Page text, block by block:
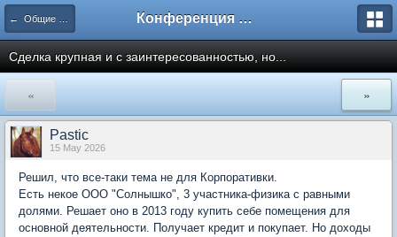
← Общие вопросы (для профессиональных юристов, форум для неюристов и начинающих ниже) Конференция ЮрКлуба
Сделка крупная и с заинтересованностью, но...
« »
Pastic
15 May 2026
Решил, что все-таки тема не для Корпоративки.
Есть некое ООО "Солнышко", 3 участника-физика с равными
долями. Решает оно в 2013 году купить себе помещения для
основной деятельности. Получает кредит и покупает. Но доходы